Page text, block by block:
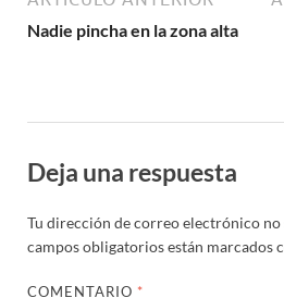
Nadie pincha en la zona alta
Deja una respuesta
Tu dirección de correo electrónico no
campos obligatorios están marcados
COMENTARIO *